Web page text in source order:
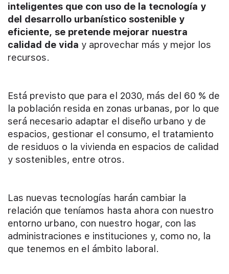
inteligentes que con uso de la tecnología y
del desarrollo urbanístico sostenible y
eficiente, se pretende mejorar nuestra
calidad de vida y aprovechar más y mejor los
recursos.
Está previsto que para el 2030, más del 60 % de
la población resida en zonas urbanas, por lo que
será necesario adaptar el diseño urbano y de
espacios, gestionar el consumo, el tratamiento
de residuos o la vivienda en espacios de calidad
y sostenibles, entre otros.
Las nuevas tecnologías harán cambiar la
relación que teníamos hasta ahora con nuestro
entorno urbano, con nuestro hogar, con las
administraciones e instituciones y, como no, la
que tenemos en el ámbito laboral.